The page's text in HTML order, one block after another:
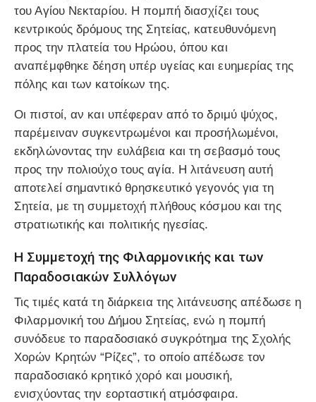
του Αγίου Νεκταρίου. Η πομπή διασχίζει τους
κεντρικούς δρόμους της Σητείας, κατευθυνόμενη
προς την πλατεία του Ηρώου, όπου και
αναπέμφθηκε δέηση υπέρ υγείας και ευημερίας της
πόλης και των κατοίκων της.
Οι πιστοί, αν και υπέφεραν από το δριμύ ψύχος,
παρέμειναν συγκεντρωμένοι και προσήλωμένοι,
εκδηλώνοντας την ευλάβεια και τη σεβασμό τους
προς την πολιούχο τους αγία. Η λιτάνευση αυτή
αποτελεί σημαντικό θρησκευτικό γεγονός για τη
Σητεία, με τη συμμετοχή πλήθους κόσμου και της
στρατιωτικής και πολιτικής ηγεσίας.
Η Συμμετοχή της Φιλαρμονικής και των
Παραδοσιακών Συλλόγων
Τις τιμές κατά τη διάρκεια της λιτάνευσης απέδωσε η
Φιλαρμονική του Δήμου Σητείας, ενώ η πομπή
συνόδευε το παραδοσιακό συγκρότημα της Σχολής
Χορών Κρητών “Ρίζες”, το οποίο απέδωσε τον
παραδοσιακό κρητικό χορό και μουσική,
ενισχύοντας την εορταστική ατμόσφαιρα.